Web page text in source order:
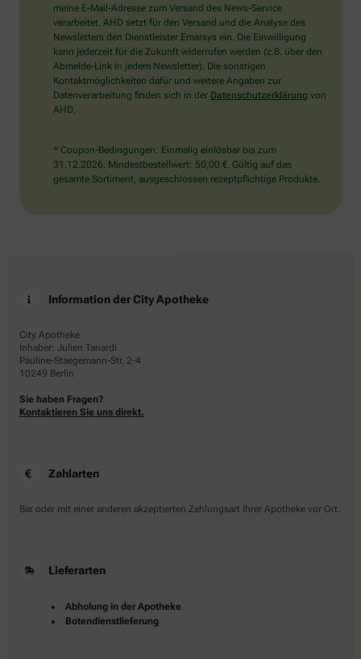
Sie
bitte
den
Baum.
meine E-Mail-Adresse zum Versand des News-Service
verarbeitet. AHD setzt für den Versand und die Analyse des
Newsletters den Dienstleister Emarsys ein. Die Einwilligung
kann jederzeit für die Zukunft widerrufen werden (z.B. über den
Abmelde-Link in jedem Newsletter). Die sonstigen
Kontaktmöglichkeiten dafür und weitere Angaben zur
Datenverarbeitung finden sich in der Datenschutzerklärung von
AHD.
* Coupon-Bedingungen: Einmalig einlösbar bis zum
31.12.2026. Mindestbestellwert: 50,00 €. Gültig auf das
gesamte Sortiment, ausgeschlossen rezeptpflichtige Produkte.
Information der City Apotheke
City Apotheke
Inhaber: Julien Tanardi
Pauline-Staegemann-Str. 2-4
10249 Berlin
Sie haben Fragen?
Kontaktieren Sie uns direkt.
Zahlarten
Bar oder mit einer anderen akzeptierten Zahlungsart Ihrer Apotheke vor Ort.
Lieferarten
Abholung in der Apotheke
Botendienstlieferung